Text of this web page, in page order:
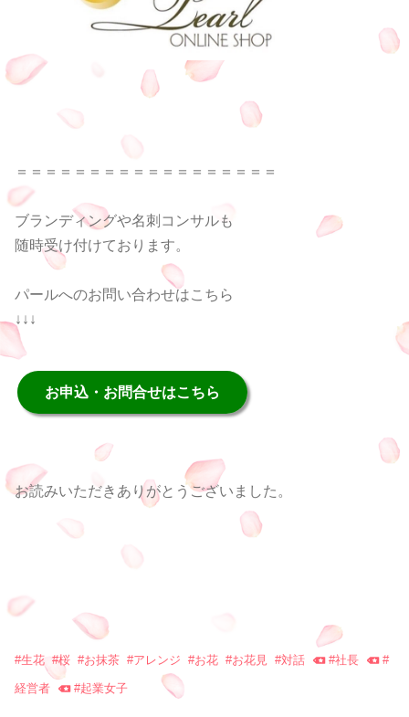
＝＝＝＝＝＝＝＝＝＝＝＝＝＝＝＝＝＝
ブランディングや名刺コンサルも
随時受け付けております。
パールへのお問い合わせはこちら
↓↓↓
お申込・お問合せはこちら
お読みいただきありがとうございました。
#生花 #桜 #お抹茶 #アレンジ #お花 #お花見 #対話 #社長 #
経営者 #起業女子